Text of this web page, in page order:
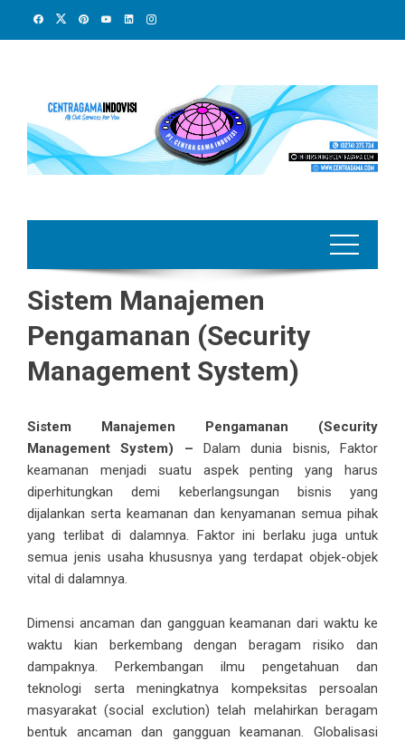
Sistem Manajemen
Pengamanan (Security
Management System)
Sistem Manajemen Pengamanan (Security
Management System) – Dalam dunia bisnis, Faktor
keamanan menjadi suatu aspek penting yang harus
diperhitungkan demi keberlangsungan bisnis yang
dijalankan serta keamanan dan kenyamanan semua pihak
yang terlibat di dalamnya. Faktor ini berlaku juga untuk
semua jenis usaha khususnya yang terdapat objek-objek
vital di dalamnya.
Dimensi ancaman dan gangguan keamanan dari waktu ke
waktu kian berkembang dengan beragam risiko dan
dampaknya. Perkembangan ilmu pengetahuan dan
teknologi serta meningkatnya kompeksitas persoalan
masyarakat (social exclution) telah melahirkan beragam
bentuk ancaman dan gangguan keamanan. Globalisasi